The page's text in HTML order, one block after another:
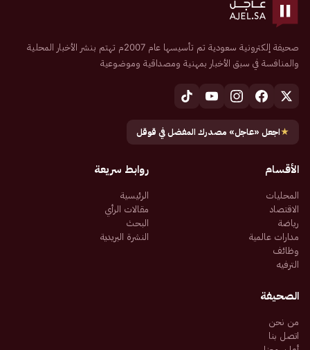
صحيفة إلكترونية سعودية تم تأسيسها عام 2007م تهتم بنشر الأخبار المحلية
والمنافسة في سبق الأخبار بمهنية ومصداقية وموضوعية
★اجعل «عاجل» مصدرك المفضل في قوقل
الأقسام
المحليات
الاقتصاد
رياضة
مدارات عالمية
وظائف
الترفيه
روابط سريعة
الرئيسية
مقالات الرأي
البحث
النشرة البريدية
الصحيفة
من نحن
اتصل بنا